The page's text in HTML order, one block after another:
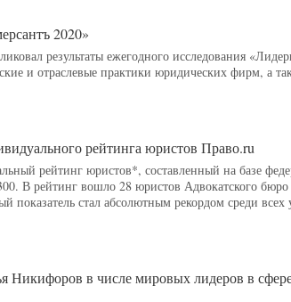
2020»
результаты ежегодного исследования
и отраслевые практики юридических фирм, а
рейтинга юристов Право.ru
рейтинг юристов*, составленный на базе
В рейтинг вошло 28 юристов Адвокатского
показатель стал абсолютным рекордом среди всех
Никифоров в числе мировых лидеров в